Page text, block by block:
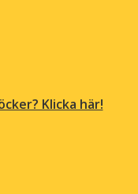
Klicka här!